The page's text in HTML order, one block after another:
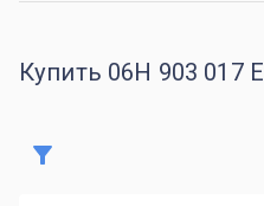
Купить 06H 903 017 E